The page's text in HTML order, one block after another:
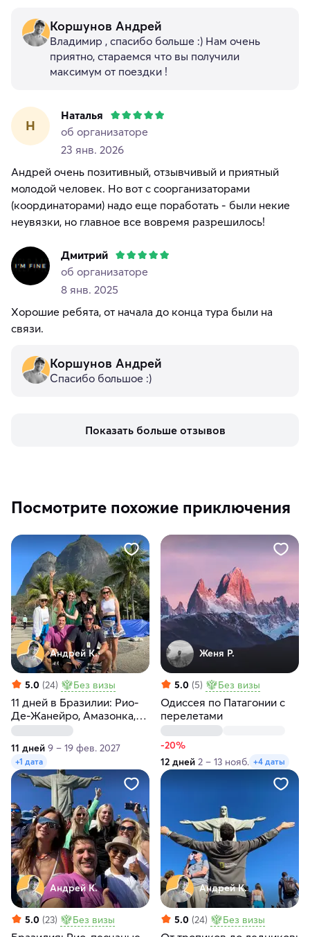
Коршунов Андрей
Владимир , спасибо больше :) Нам очень
приятно, стараемся что вы получили
максимум от поездки !
Н
Наталья
об организаторе
23 янв. 2026
Андрей очень позитивный, отзывчивый и приятный
молодой человек. Но вот с соорганизаторами
(координаторами) надо еще поработать - были некие
неувязки, но главное все вовремя разрешилось!
Дмитрий
об организаторе
8 янв. 2025
Хорошие ребята, от начала до конца тура были на
связи.
Коршунов Андрей
Спасибо большое :)
Показать больше отзывов
Посмотрите похожие приключения
Андрей К.
5.0 (24) Без визы
11 дней в Бразилии: Рио-
Де-Жанейро, Амазонка,
водопады Игуасу
11 дней 9 – 19 фев. 2027
+1 дата
Женя Р.
5.0 (5) Без визы
Одиссея по Патагонии с
перелетами
-20%
12 дней 2 – 13 нояб. +4 даты
Андрей К.
5.0 (23) Без визы
Андрей К.
5.0 (24) Без визы